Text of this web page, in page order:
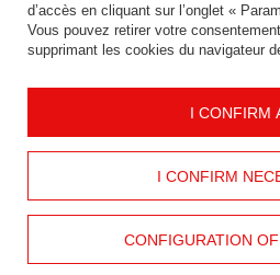
AIDER
MON
d’accès en cliquant sur l’onglet «
Vous pouvez retirer votre
supprimant les cookies du navigateur
I CONFIRM
CONFIGURATION
I CONFIRM